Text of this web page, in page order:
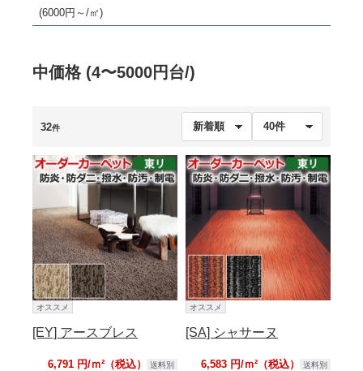
(6000円～/㎡)
中価格 (4〜5000円台/)
32件
オススメ
[EY] アースブレス
6,791 円/ｍ²（税込） 送料別
オススメ
[SA] シャサーヌ
6,583 円/ｍ²（税込） 送料別